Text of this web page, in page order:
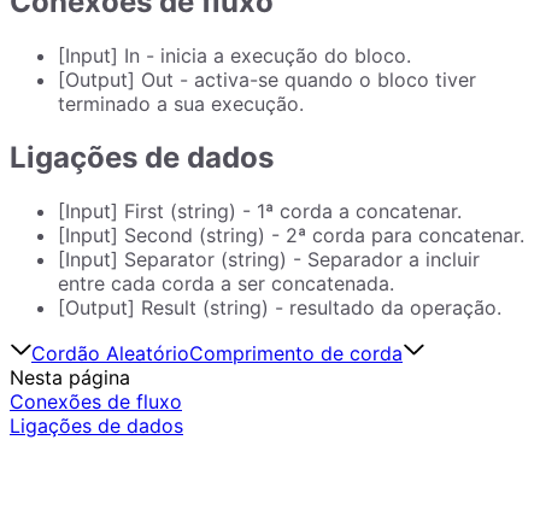
[Input] In - inicia a execução do bloco.
[Output] Out - activa-se quando o bloco tiver
terminado a sua execução.
Ligações de dados
[Input] First (string) - 1ª corda a concatenar.
[Input] Second (string) - 2ª corda para concatenar.
[Input] Separator (string) - Separador a incluir
entre cada corda a ser concatenada.
[Output] Result (string) - resultado da operação.
Cordão AleatórioComprimento de corda
Nesta página
Conexões de fluxo
Ligações de dados